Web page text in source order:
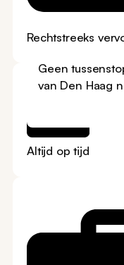
Rechtstreeks
Geen
van Den Haag
Altijd op tijd